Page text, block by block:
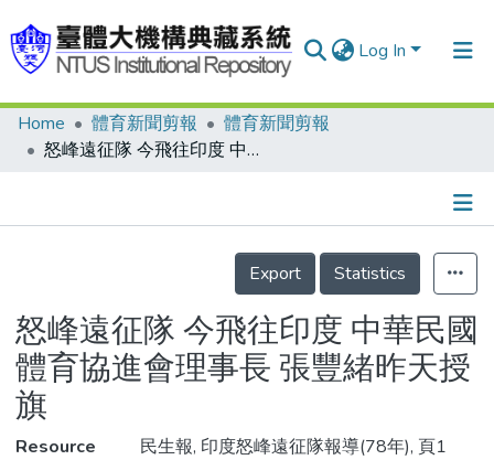
Log In
Communities & Collections
Statistics
Home 體育新聞剪報
體育新聞剪報
怒峰遠征隊 今飛往印度 中華民國體育協進會理事長 張豐緒昨天授旗
Details
Export
Statistics
怒峰遠征隊 今飛往印度 中華民國
體育協進會理事長 張豐緒昨天授
旗
Resource
民生報, 印度怒峰遠征隊報導(78年), 頁1